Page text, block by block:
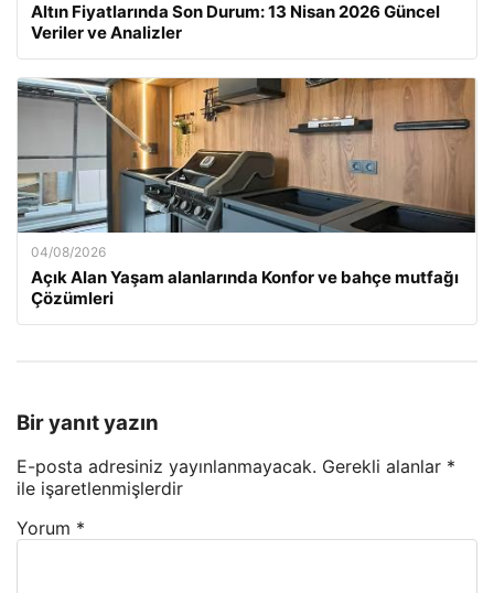
Altın Fiyatlarında Son Durum: 13 Nisan 2026 Güncel
Veriler ve Analizler
04/08/2026
Açık Alan Yaşam alanlarında Konfor ve bahçe mutfağı
Çözümleri
Bir yanıt yazın
E-posta adresiniz yayınlanmayacak. Gerekli alanlar *
ile işaretlenmişlerdir
Yorum *